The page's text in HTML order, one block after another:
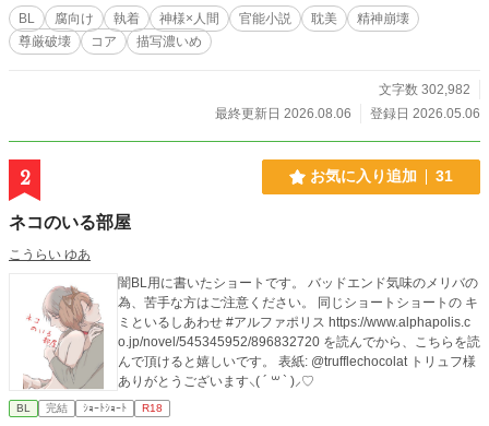
る「愛の模索」という名の練習曲（エチュード）は、やがて
境界全体を巻き込む狂想曲へと変貌していく。 何度も闇に落
ち、己を殺し、それでも最後に山田が辿り着く「救い」の在
こそ、君が壊れるまで愛し抜いてあげるから」 トントン教の
教祖が送るマントラの聖典。 「ふふふ、教会（境界）の扉を
に特化しており、描写に一切の制限を設けておりません。閲
覧には十分ご注意ください。 倫理観や良識を保ったまま読み
代の「恩寵」を山田とともに受け取ってください。
BL 腐向け 執着 神様×人間 官能小説 耽美
精神崩壊
尊厳破壊
コア 描写濃いめ
文字数 302,982
最終更新日 2026.08.06
登録日 2026.05.06
2 お気に入り追加 31
ネコのいる部屋
こうらい ゆあ
闇BL用に書いたショートです。 バッドエンド気味のメリバの
為、苦手な方はご注意ください。 同じショートショートの キ
ミといるしあわせ #アルファポリス https://www.alphapolis.c
o.jp/novel/545345952/896832720 を読んでから、こちらを読
んで頂けると嬉しいです。 表紙: @trufflechocolat トリュフ様
ありがとうございます⸜( ´ ꒳ ` )⸝♡︎
BL 完結 ｼｮｰﾄｼｮｰﾄ R18